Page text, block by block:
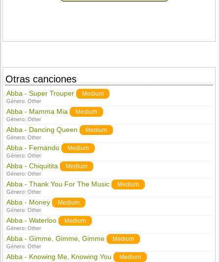
Otras canciones
Abba - Super Trouper Medium
Género:Other
Abba - Mamma Mia Medium
Género:Other
Abba - Dancing Queen Medium
Género:Other
Abba - Fernando Medium
Género:Other
Abba - Chiquitita Medium
Género:Other
Abba - Thank You For The Music Medium
Género:Other
Abba - Money Medium
Género:Other
Abba - Waterloo Medium
Género:Other
Abba - Gimme, Gimme, Gimme Medium
Género:Other
Abba - Knowing Me, Knowing You Medium